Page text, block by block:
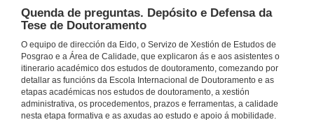
Quenda de preguntas. Depósito e Defensa da
Tese de Doutoramento
O equipo de dirección da Eido, o Servizo de Xestión de Estudos de
Posgrao e a Área de Calidade, que explicaron ás e aos asistentes o
itinerario académico dos estudos de doutoramento, comezando por
detallar as funcións da Escola Internacional de Doutoramento e as
etapas académicas nos estudos de doutoramento, a xestión
administrativa, os procedementos, prazos e ferramentas, a calidade
nesta etapa formativa e as axudas ao estudo e apoio á mobilidade.